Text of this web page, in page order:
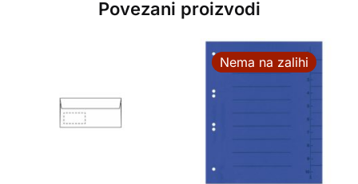
Povezani proizvodi
Nema na zalihi